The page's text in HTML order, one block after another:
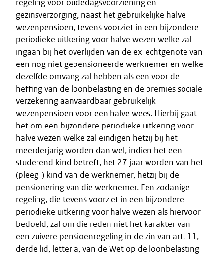
regeling voor oudedagsvoorziening en
gezinsverzorging, naast het gebruikelijke halve
wezenpensioen, tevens voorziet in een bijzondere
periodieke uitkering voor halve wezen welke zal
ingaan bij het overlijden van de ex-echtgenote van
een nog niet gepensioneerde werknemer en welke
dezelfde omvang zal hebben als een voor de
heffing van de loonbelasting en de premies sociale
verzekering aanvaardbaar gebruikelijk
wezenpensioen voor een halve wees. Hierbij gaat
het om een bijzondere periodieke uitkering voor
halve wezen welke zal eindigen hetzij bij het
meerderjarig worden dan wel, indien het een
studerend kind betreft, het 27 jaar worden van het
(pleeg-) kind van de werknemer, hetzij bij de
pensionering van die werknemer. Een zodanige
regeling, die tevens voorziet in een bijzondere
periodieke uitkering voor halve wezen als hiervoor
bedoeld, zal om die reden niet het karakter van
een zuivere pensioenregeling in de zin van art. 11,
derde lid, letter a, van de Wet op de loonbelasting